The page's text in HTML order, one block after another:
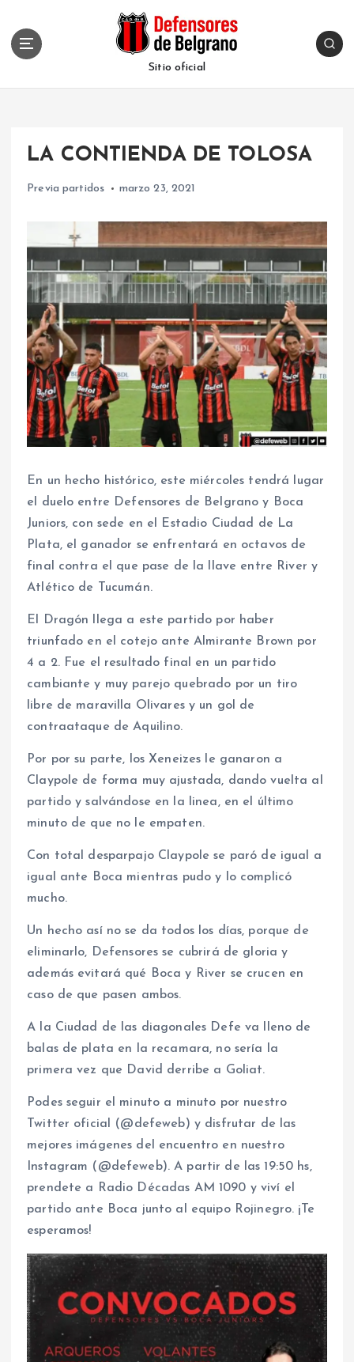
Sitio oficial
LA CONTIENDA DE TOLOSA
Previa partidos marzo 23, 2021
En un hecho histórico, este miércoles tendrá lugar
el duelo entre Defensores de Belgrano y Boca
Juniors, con sede en el Estadio Ciudad de La
Plata, el ganador se enfrentará en octavos de
final contra el que pase de la llave entre River y
Atlético de Tucumán.
El Dragón llega a este partido por haber
triunfado en el cotejo ante Almirante Brown por
4 a 2. Fue el resultado final en un partido
cambiante y muy parejo quebrado por un tiro
libre de maravilla Olivares y un gol de
contraataque de Aquilino.
Por por su parte, los Xeneizes le ganaron a
Claypole de forma muy ajustada, dando vuelta al
partido y salvándose en la linea, en el último
minuto de que no le empaten.
Con total desparpajo Claypole se paró de igual a
igual ante Boca mientras pudo y lo complicó
mucho.
Un hecho así no se da todos los días, porque de
eliminarlo, Defensores se cubrirá de gloria y
además evitará qué Boca y River se crucen en
caso de que pasen ambos.
A la Ciudad de las diagonales Defe va lleno de
balas de plata en la recamara, no sería la
primera vez que David derribe a Goliat.
Podes seguir el minuto a minuto por nuestro
Twitter oficial (@defeweb) y disfrutar de las
mejores imágenes del encuentro en nuestro
Instagram (@defeweb). A partir de las 19:50 hs,
prendete a Radio Décadas AM 1090 y viví el
partido ante Boca junto al equipo Rojinegro. ¡Te
esperamos!